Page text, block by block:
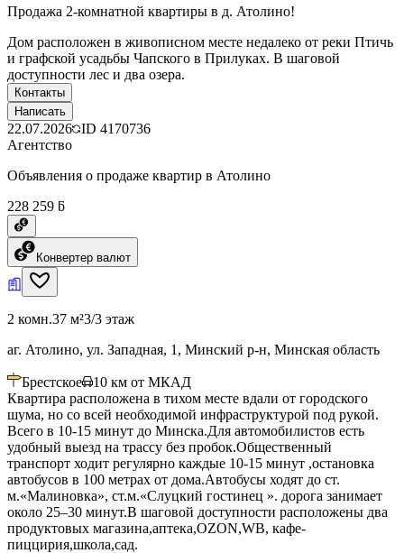
Продажа 2-комнатной квартиры в д. Атолино!
Дом расположен в живописном месте недалеко от реки Птичь
и графской усадьбы Чапского в Прилуках. В шаговой
доступности лес и два озера.
Контакты
Написать
22.07.2026 ID 4170736
Агентство
Объявления о продаже квартир в Атолино
228 259 ƃ
Конвертер валют
2 комн.37 м²3/3 этаж
аг. Атолино, ул. Западная, 1, Минский р-н, Минская область
Брестское 10 км от МКАД
Квартира расположена в тихом месте вдали от городского
шума, но со всей необходимой инфраструктурой под рукой.
Всего в 10-15 минут до Минска.Для автомобилистов есть
удобный выезд на трассу без пробок.Общественный
транспорт ходит регулярно каждые 10-15 минут ,остановка
автобусов в 100 метрах от дома.Автобусы ходят до ст.
м.«Малиновка», ст.м.«Слуцкий гостинец ». дорога занимает
около 25–30 минут.В шаговой доступности расположены два
продуктовых магазина,аптека,OZON,WB, кафе-
пиццирия,школа,сад.